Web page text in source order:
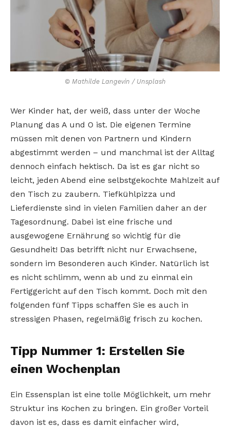
© Mathilde Langevin / Unsplash
Wer Kinder hat, der weiß, dass unter der Woche
Planung das A und O ist. Die eigenen Termine
müssen mit denen von Partnern und Kindern
abgestimmt werden – und manchmal ist der Alltag
dennoch einfach hektisch. Da ist es gar nicht so
leicht, jeden Abend eine selbstgekochte Mahlzeit auf
den Tisch zu zaubern. Tiefkühlpizza und
Lieferdienste sind in vielen Familien daher an der
Tagesordnung. Dabei ist eine frische und
ausgewogene Ernährung so wichtig für die
Gesundheit! Das betrifft nicht nur Erwachsene,
sondern im Besonderen auch Kinder. Natürlich ist
es nicht schlimm, wenn ab und zu einmal ein
Fertiggericht auf den Tisch kommt. Doch mit den
folgenden fünf Tipps schaffen Sie es auch in
stressigen Phasen, regelmäßig frisch zu kochen.
Tipp Nummer 1: Erstellen Sie
einen Wochenplan
Ein Essensplan ist eine tolle Möglichkeit, um mehr
Struktur ins Kochen zu bringen. Ein großer Vorteil
davon ist es, dass es damit einfacher wird,